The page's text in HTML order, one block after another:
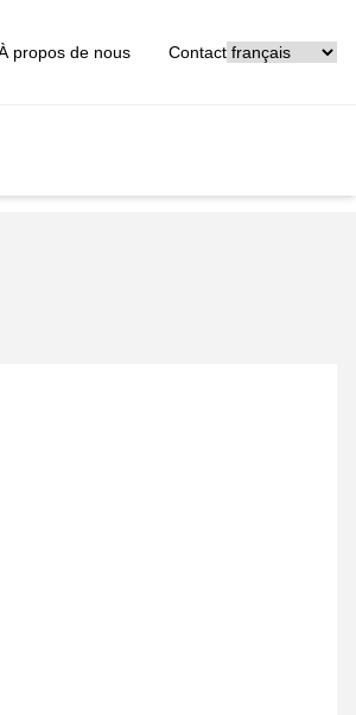
propos de nous Contact